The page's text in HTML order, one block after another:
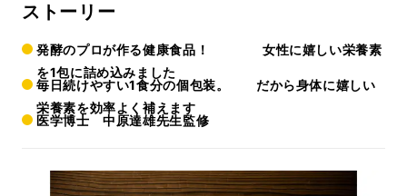
ストーリー
発酵のプロが作る健康食品！ 女性に嬉しい栄養素
を1包に詰め込みました
毎日続けやすい1食分の個包装。 だから身体に嬉しい
栄養素を効率よく補えます
医学博士 中原達雄先生監修